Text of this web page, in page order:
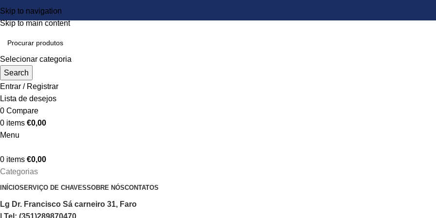
Skip to navigation
Skip to main content
Selecionar categoria
Search
Entrar / Registrar
Lista de desejos
0 Compare
0 items €0,00
Menu
0 items €0,00
Categorias
INÍCIOSERVIÇO DE CHAVESSOBRE NÓSCONTATOS
Lg Dr. Francisco Sá carneiro 31, Faro
| Tel: (351)289870470